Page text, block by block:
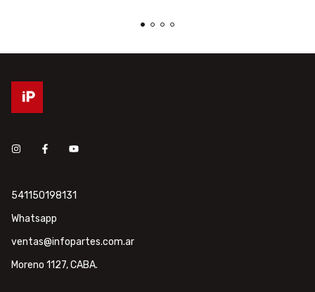
541150198131
Whatsapp
ventas@infopartes.com.ar
Moreno 1127, CABA.